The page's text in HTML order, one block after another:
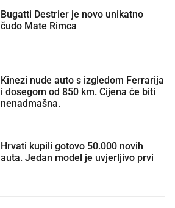
Bugatti Destrier je novo unikatno
čudo Mate Rimca
Kinezi nude auto s izgledom Ferrarija
i dosegom od 850 km. Cijena će biti
nenadmašna.
Hrvati kupili gotovo 50.000 novih
auta. Jedan model je uvjerljivo prvi